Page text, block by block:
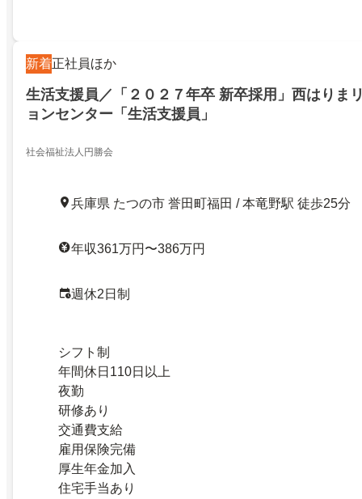
新着正社員ほか
生活支援員／「２０２７年卒 新卒採用」西はりま
ョンセンター「生活支援員」
社会福祉法人円勝会
兵庫県 たつの市 誉田町福田 / 本竜野駅 徒歩25分
年収361万円〜386万円
週休2日制
シフト制
年間休日110日以上
夜勤
研修あり
交通費支給
雇用保険完備
厚生年金加入
住宅手当あり